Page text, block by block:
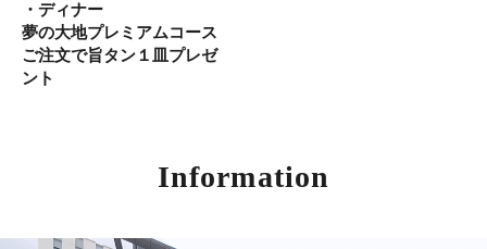
・ディナー
夢の大地プレミアムコース
ご注文で旨タン１皿プレゼ
ント
Information